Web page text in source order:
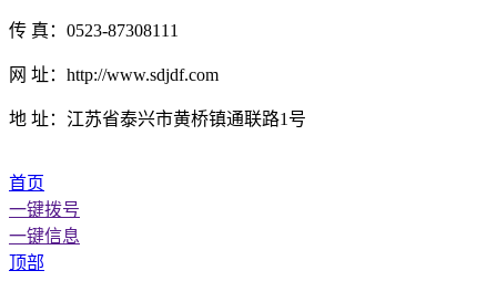
传 真：0523-87308111
网 址：http://www.sdjdf.com
地 址：江苏省泰兴市黄桥镇通联路1号
首页
一键拨号
一键信息
顶部